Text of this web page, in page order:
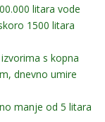
litara vode
1500 litara
s kopna
dnevno umire
manje od 5 litara